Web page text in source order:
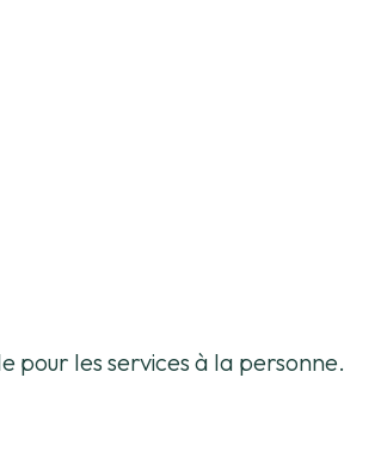
pour les services à la personne.